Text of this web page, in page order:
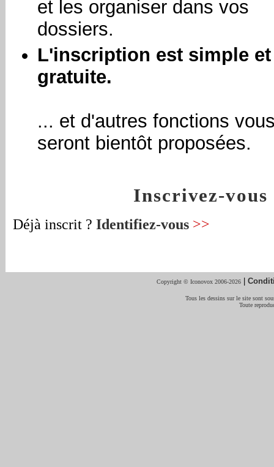
et les organiser dans vos
dossiers.
L'inscription est simple et
gratuite.
... et d'autres fonctions
seront bientôt proposées.
Inscrivez-vous
Déjà inscrit ? Identifiez-vous >>
Copyright © Iconovox 2006-2026 |
Tous les dessins sur le site sont
Toute